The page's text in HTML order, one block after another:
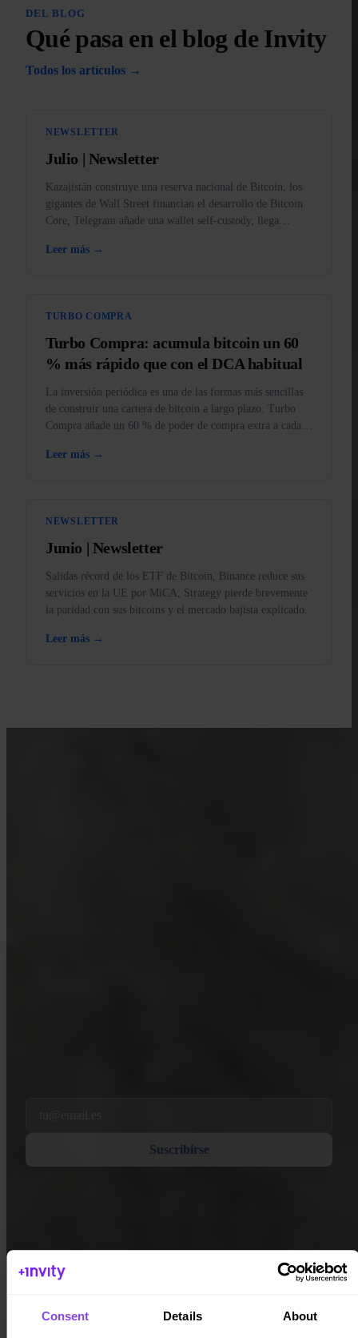
Consent Details About
DEL BLOG
Qué pasa en el blog de Invity
Todos los artículos →
NEWSLETTER
Julio | Newsletter
Kazajistán construye una reserva nacional de Bitcoin, los
gigantes de Wall Street financian el desarrollo de Bitcoin
Core, Telegram añade una wallet self-custody, llega
Leer más →
TURBO COMPRA
Turbo Compra: acumula bitcoin un 60
% más rápido que con el DCA habitual
La inversión periódica es una de las formas más sencillas
de construir una cartera de bitcoin a largo plazo. Turbo
Compra añade un 60 % de poder de compra extra a cada
Leer más →
NEWSLETTER
Junio | Newsletter
Salidas récord de los ETF de Bitcoin, Binance reduce sus
servicios en la UE por MiCA, Strategy pierde brevemente
la paridad con sus bitcoins y el mercado bajista explicado.
Leer más →
Suscribirse